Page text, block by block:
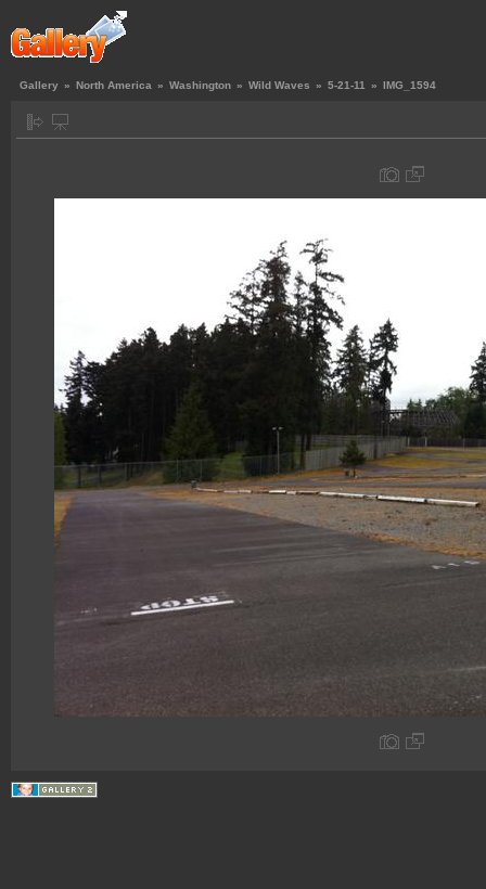
Gallery » North America » Washington » Wild Waves » 5-21-11 » IMG_1594